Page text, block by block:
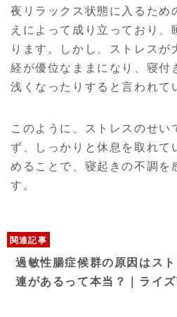
夜リラックス状態に入るため
えによって成り立っており、
ります。しかし、ストレスが
経が優位なままになり、寝付
浅くなったりすると言われて
このように、ストレスのせい
ず、しっかりと休息を取れて
めることで、寝起きの不調を
す。
関連記事
過敏性腸症候群の原因はス
連があるって本当？｜ライ